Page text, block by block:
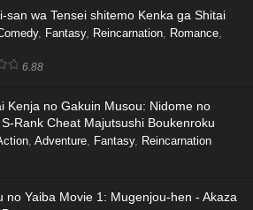
san wa Tensei shitemo Kenka ga Shitai
, Fantasy, Reincarnation, Romance,
6.88
Kenja no Gakuin Musou: Nidome no
Rank Cheat Majutsushi Boukenroku
, Adventure, Fantasy, Reincarnation
no Yaiba Movie 1: Mugenjou-hen - Akaza